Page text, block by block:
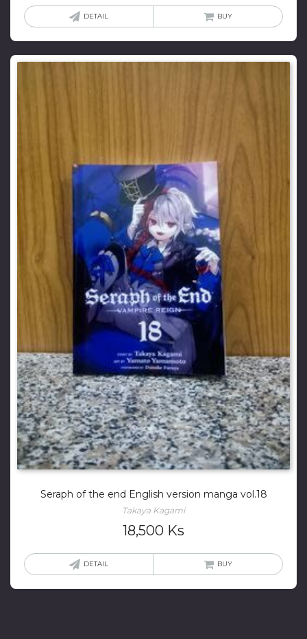
DETAIL BUY
Seraph of the end English version manga vol.18
Takaya Kagami
18,500 Ks
DETAIL BUY